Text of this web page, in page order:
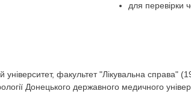
для перевірки
факультет "Лікувальна справа"
Донецького державного медичного